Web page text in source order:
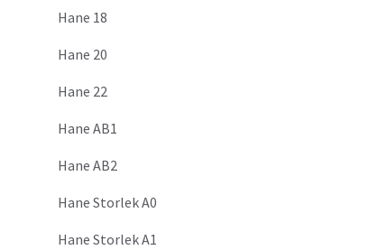
Hane 18
Hane 20
Hane 22
Hane AB1
Hane AB2
Hane Storlek A0
Hane Storlek A1